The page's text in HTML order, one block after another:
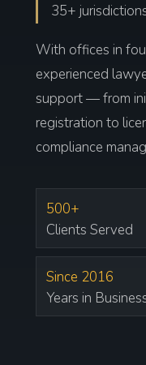
35+
With offices in
experienced
support — from
registration to
compliance
500+
Clients Served
Since 2016
Years in